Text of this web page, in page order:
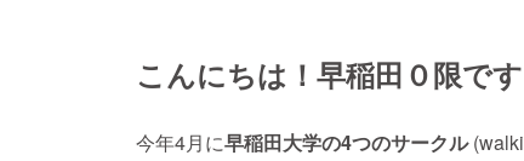
こんにちは！早稲田０限です
今年4月に早稲田大学の4つのサークル